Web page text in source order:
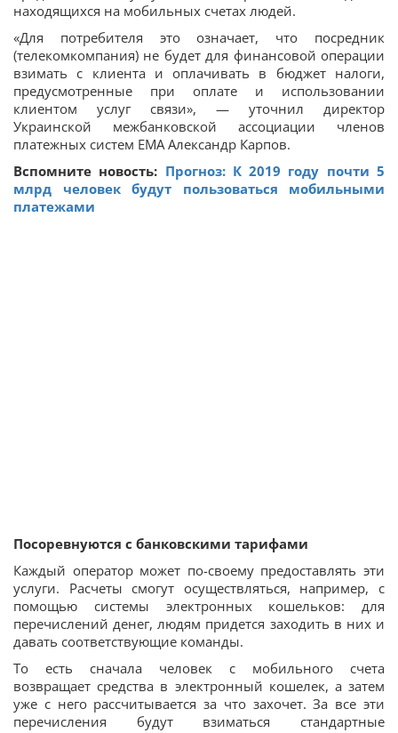
находящихся на мобильных счетах людей.
«Для потребителя это означает, что посредник
(телекомкомпания) не будет для финансовой операции
взимать с клиента и оплачивать в бюджет налоги,
предусмотренные при оплате и использовании
клиентом услуг связи», — уточнил директор
Украинской межбанковской ассоциации членов
платежных систем ЕМА Александр Карпов.
Вспомните новость: Прогноз: К 2019 году почти 5
млрд человек будут пользоваться мобильными
платежами
Посоревнуются с банковскими тарифами
Каждый оператор может по-своему предоставлять эти
услуги. Расчеты смогут осуществляться, например, с
помощью системы электронных кошельков: для
перечислений денег, людям придется заходить в них и
давать соответствующие команды.
То есть сначала человек с мобильного счета
возвращает средства в электронный кошелек, а затем
уже с него рассчитывается за что захочет. За все эти
перечисления будут взиматься стандартные